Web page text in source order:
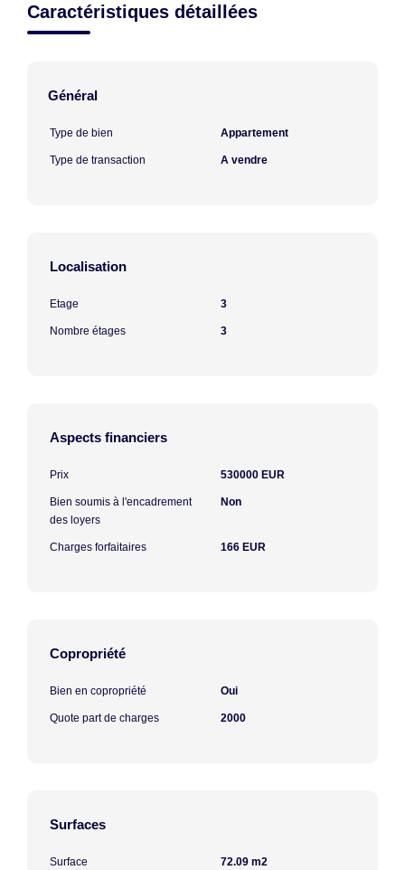
Caractéristiques détaillées
Général
Type de bien Appartement
Type de transaction A vendre
Localisation
Etage 3
Nombre étages 3
Aspects financiers
Prix 530000 EUR
Bien soumis à l'encadrement
des loyers
Non
Charges forfaitaires 166 EUR
Copropriété
Bien en copropriété Oui
Quote part de charges 2000
Surfaces
Surface 72.09 m2